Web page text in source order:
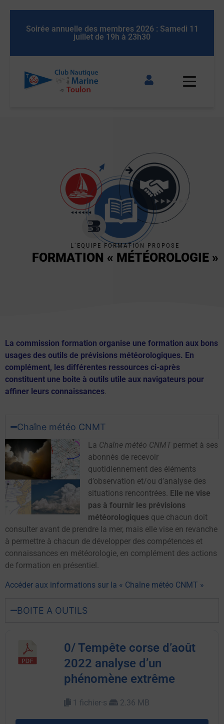
11
Soirée annuelle des membres 2026 : Samedi
juillet de 19h à 23h30
L’EQUIPE FORMATION PROPOSE
FORMATION « MÉTÉOROLOGIE »
La commission formation organise une formation aux bons
usages des outils de prévisions météorologiques. En
complément, les différentes ressources ci-après
constituent une boite à outils utile aux navigateurs pour
affiner leurs connaissances.
Chaîne météo CNMT
La Chaîne météo CNMTpermet à ses
abonnés de recevoir
quotidiennement des éléments
d’observation et/ou d’analyse des
situations rencontrées. Elle ne vise
pas à fournir les prévisions
météorologiques que chacun doit
consulter avant de prendre la mer, mais elle vise en revanche
à permettre à chacun de développer des compétences et
connaissances en météorologie, en complément des actions
de formation en présentiel.
Accéder aux informations sur la « Chaîne météo CNMT »
BOITE A OUTILS
0/ Tempête corse d’août
2022 analyse d’un
phénomène extrême
1 fichier·s 2.36 MB